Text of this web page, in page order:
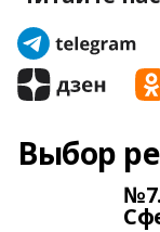
Выбор